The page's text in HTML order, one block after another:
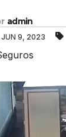
admin
JUN 9, 2023